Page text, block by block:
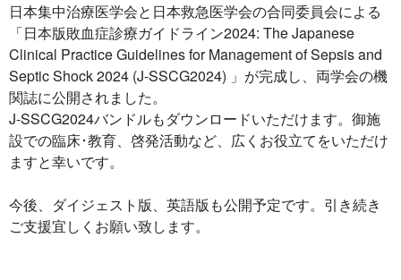
日本集中治療医学会と日本救急医学会の合同委員会による
「日本版敗血症診療ガイドライン2024: The Japanese
Clinical Practice Guidelines for Management of Sepsis and
Septic Shock 2024 (J-SSCG2024) 」が完成し、両学会の機
関誌に公開されました。
J-SSCG2024バンドルもダウンロードいただけます。御施
設での臨床･教育、啓発活動など、広くお役立てをいただけ
ますと幸いです。
今後、ダイジェスト版、英語版も公開予定です。引き続き
ご支援宜しくお願い致します。